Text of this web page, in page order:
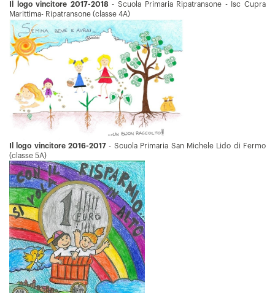
Il logo vincitore 2017-2018- Scuola Primaria Ripatransone - Isc Cupra
Marittima- Ripatransone (classe 4A)
Il logo vincitore 2016-2017- Scuola Primaria San Michele Lido di Fermo
(classe 5A)